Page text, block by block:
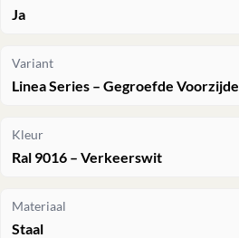
Ja
Variant
Linea Series – Gegroefde Voorzijde
Kleur
Ral 9016 – Verkeerswit
Materiaal
Staal